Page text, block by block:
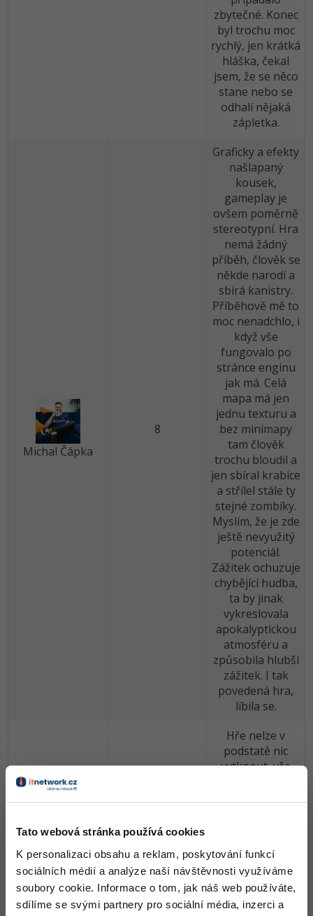
Tato webová stránka používá cookies
K personalizaci obsahu a reklam, poskytování funkcí
sociálních médií a analýze naší návštěvnosti využíváme
soubory cookie. Informace o tom, jak náš web používáte,
sdílíme se svými partnery pro sociální média, inzerci a
zbytečné. Konec
byl trochu moc
rychlý, jen krátká
hláška, čekal
jsem, že se něco
stane nebo se
odhalí nějaká
zápletka.
Michal Čápka
8
Graficky a efekty
našlapaný
kousek,
gameplay je
ovšem poměrně
stereotypní. Hra
nemá žádný
příběh, člověk se
někde narodí a
sbírá kanistry.
Příběhově mě to
moc nenadchlo, i
když vše
fungovalo po
stránce enginu
jak má. Celá
mapa má jen
jednu texturu a
bez minimapy
tam člověk
trochu bloudil a
jen sbíral krabice
a střílel stále ty
stejné zombíky.
Myslím, že je zde
ještě nevyužitý
potenciál.
Zážitek ochuzuje
chybějící hudba,
ta by jinak
vykreslovala
apokalyptickou
atmosféru a
způsobila hlubší
zážitek. I tak
povedená hra,
líbila se.
Hře nelze v
podstatě nic
vytknout, vše
každý rok má
většina her
problém s
ozvučením, v